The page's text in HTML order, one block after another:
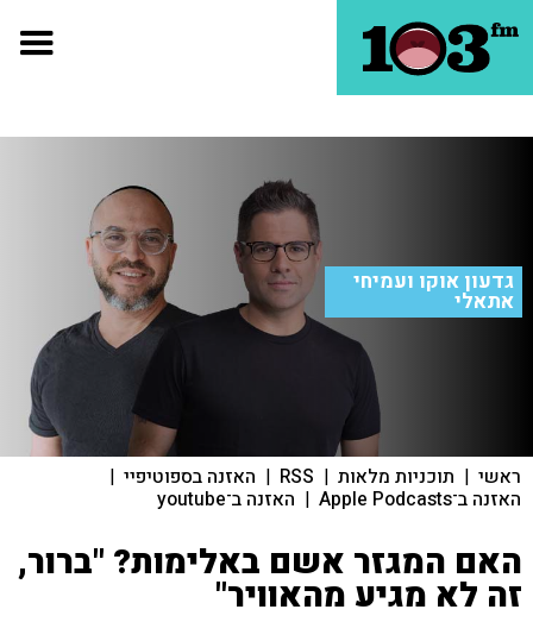
גדעון אוקו ועמיחי
אתאלי
ראשי | תוכניות מלאות |
RSS
| האזנה בספוטיפיי |
האזנה ב־Apple Podcasts | האזנה ב־youtube
האם המגזר אשם באלימות? "ברור,
זה לא מגיע מהאוויר"